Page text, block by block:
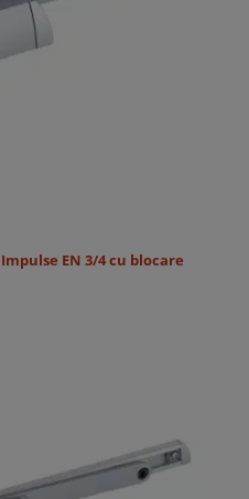
EN 3/4 cu blocare